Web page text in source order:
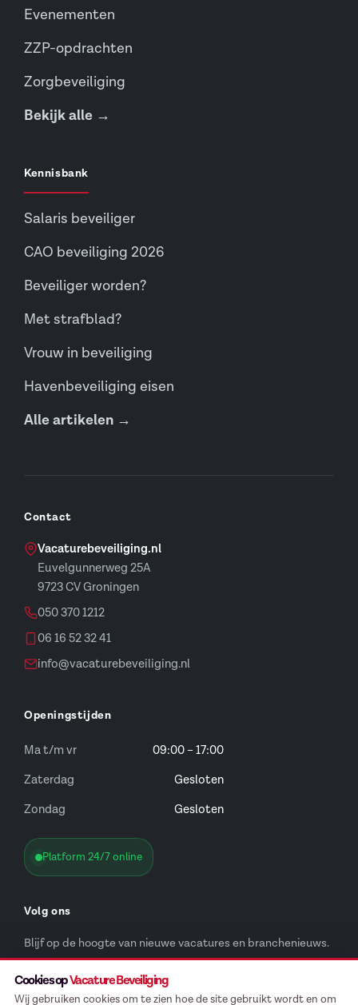
Evenementen
ZZP-opdrachten
Zorgbeveiliging
Bekijk alle →
Kennisbank
Salaris beveiliger
CAO beveiliging 2026
Beveiliger worden?
Met strafblad?
Vrouw in beveiliging
Havenbeveiliging eisen
Alle artikelen →
Contact
Vacaturebeveiliging.nl
Euvelgunnerweg 25A
9723 CV Groningen
050 370 1212
06 16 52 32 41
info@vacaturebeveiliging.nl
Openingstijden
Ma t/m vr
09:00 – 17:00
Zaterdag
Gesloten
Zondag
Gesloten
Platform 24/7 online
Volg ons
Blijf op de hoogte van nieuwe vacatures en branchenieuws.
Vacaturebeveiliging op Facebook
Vacaturebeveiliging op LinkedIn
Vacaturebeveiliging op Instagram
Vacaturebeveiliging op WhatsApp
Cookies opVacature Beveiliging
Wij gebruiken cookies om te zien hoe de site gebruikt wordt en om